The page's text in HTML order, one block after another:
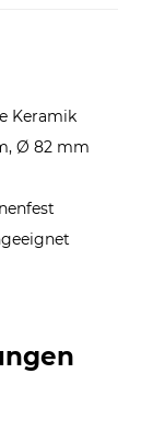
Keramik
Ø 82 mm